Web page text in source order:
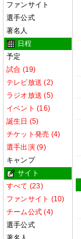
ファンサイト
選手公式
著名人
日程
予定
試合 (19)
テレビ放送 (2)
ラジオ放送 (5)
イベント (16)
誕生日 (5)
チケット発売 (4)
選手出演 (9)
キャンプ
サイト
すべて (23)
ファンサイト (10)
チーム公式 (4)
選手公式